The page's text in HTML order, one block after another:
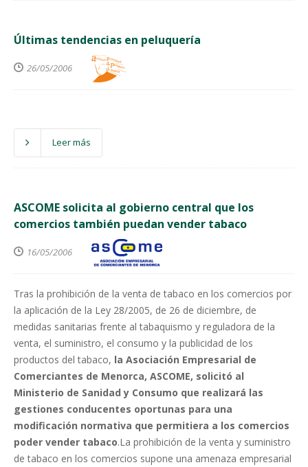
Últimas tendencias en peluquería
26/05/2006
Leer más
ASCOME solicita al gobierno central que los
comercios también puedan vender tabaco
16/05/2006
Tras la prohibición de la venta de tabaco en los comercios por
la aplicación de la Ley 28/2005, de 26 de diciembre, de
medidas sanitarias frente al tabaquismo y reguladora de la
venta, el suministro, el consumo y la publicidad de los
productos del tabaco, la Asociación Empresarial de
Comerciantes de Menorca, ASCOME, solicitó al
Ministerio de Sanidad y Consumo que realizará las
gestiones conducentes oportunas para una
modificación normativa que permitiera a los comercios
poder vender tabaco.La prohibición de la venta y suministro
de tabaco en los comercios supone una amenaza empresarial